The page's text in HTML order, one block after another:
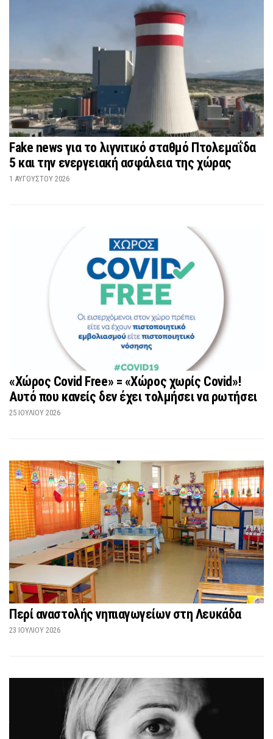
Fake news για το λιγνιτικό σταθμό Πτολεμαΐδα
5 και την ενεργειακή ασφάλεια της χώρας
1 ΑΥΓΟΎΣΤΟΥ 2026
«Χώρος Covid Free» = «Χώρος χωρίς Covid»!
Αυτό που κανείς δεν έχει τολμήσει να ρωτήσει
25 ΙΟΥΛΊΟΥ 2026
Περί αναστολής νηπιαγωγείων στη Λευκάδα
23 ΙΟΥΛΊΟΥ 2026